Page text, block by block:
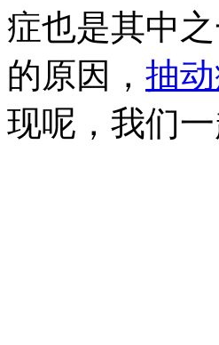
症也是其中
的原因， 抽
现呢，我们一